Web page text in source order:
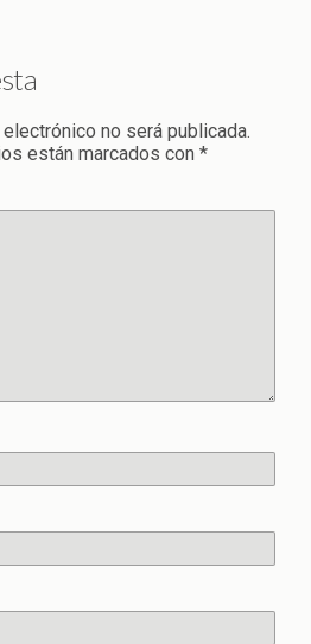
no será publicada.
están marcados con *